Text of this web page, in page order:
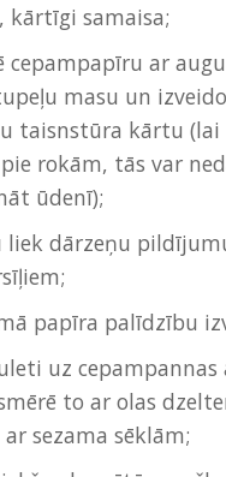
kārtīgi samaisa;
cepampapīru ar
masu un
taisnstūra kārtu
rokām, tās var
ūdenī);
liek dārzeņu
papīra palīdzību
uz cepampannas
to ar olas
sezama sēklām;